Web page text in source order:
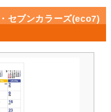
セブンカラーズ(eco7)